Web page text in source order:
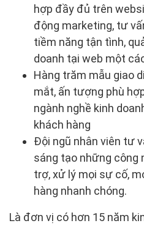
hợp đầy đủ trên
động marketing, tư
tiềm năng tận tình,
doanh tại web một
Hàng trăm mẫu giao
mắt, ấn tượng phù
ngành nghề kinh
khách hàng
Đội ngũ nhân viên tư
sáng tạo những công
trợ, xử lý mọi sự cố,
hàng nhanh chóng.
Là đơn vị có hơn 15 năm